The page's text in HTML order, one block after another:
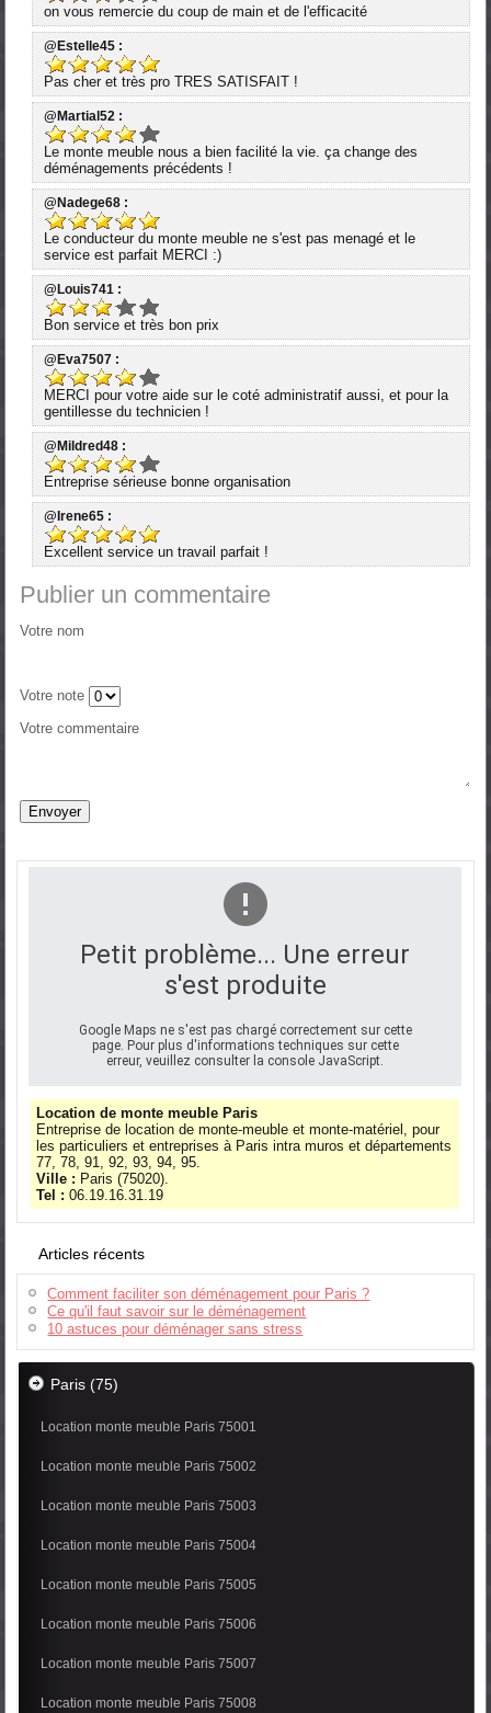
on vous remercie du coup de main et de l'efficacité
@Estelle45 :
Pas cher et très pro TRES SATISFAIT !
@Martial52 :
Le monte meuble nous a bien facilité la vie. ça change des
déménagements précédents !
@Nadege68 :
Le conducteur du monte meuble ne s'est pas menagé et le
service est parfait MERCI :)
@Louis741 :
Bon service et très bon prix
@Eva7507 :
MERCI pour votre aide sur le coté administratif aussi, et pour la
gentillesse du technicien !
@Mildred48 :
Entreprise sérieuse bonne organisation
@Irene65 :
Excellent service un travail parfait !
Publier un commentaire
Votre nom
Votre note
Votre commentaire
Petit problème... Une erreur
s'est produite
Google Maps ne s'est pas chargé correctement sur cette
page. Pour plus d'informations techniques sur cette
erreur, veuillez consulter la console JavaScript.
Location de monte meuble Paris
Entreprise de location de monte-meuble et monte-matériel, pour
les particuliers et entreprises à Paris intra muros et départements
77, 78, 91, 92, 93, 94, 95.
Ville : Paris (75020).
Tel :06.19.16.31.19
Articles récents
Comment faciliter son déménagement pour Paris ?
Ce qu'il faut savoir sur le déménagement
10 astuces pour déménager sans stress
Paris (75)
Location monte meuble Paris 75001
Location monte meuble Paris 75002
Location monte meuble Paris 75003
Location monte meuble Paris 75004
Location monte meuble Paris 75005
Location monte meuble Paris 75006
Location monte meuble Paris 75007
Location monte meuble Paris 75008